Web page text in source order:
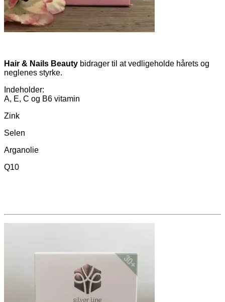
Hair & Nails Beauty bidrager til at vedligeholde hårets og
neglenes styrke.
Indeholder:
A, E, C og B6 vitamin
Zink
Selen
Arganolie
Q10